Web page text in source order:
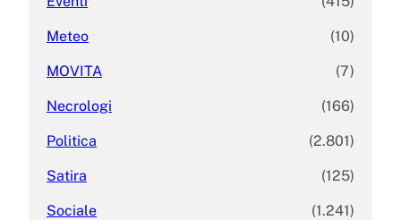
Meteo (10)
MOVITA (7)
Necrologi (166)
Politica (2.801)
Satira (125)
Sociale (1.241)